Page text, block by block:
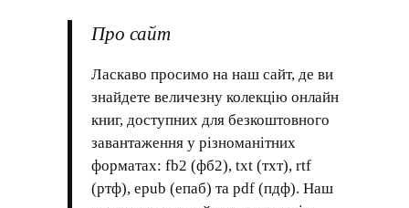
Про сайт
Ласкаво просимо на наш сайт, де ви
знайдете величезну колекцію онлайн
книг, доступних для безкоштовного
завантаження у різноманітних
форматах: fb2 (фб2), txt (тхт), rtf
(ртф), epub (епаб) та pdf (пдф). Наш